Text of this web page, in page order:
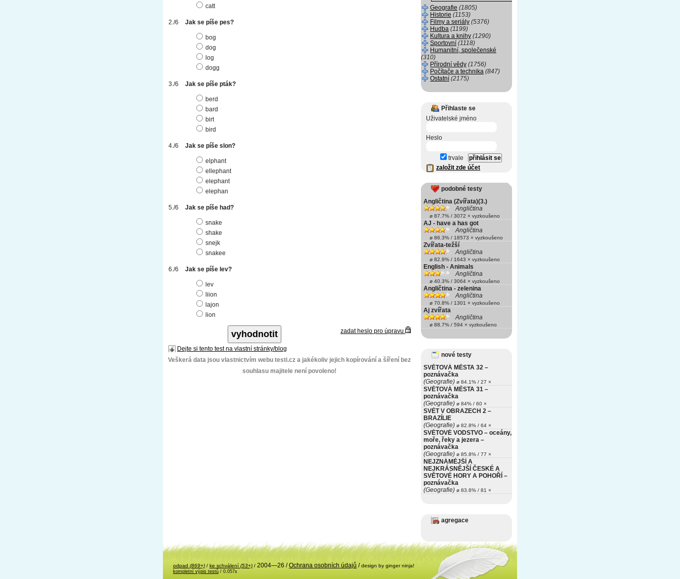
catt
Jak se píše pes?
bog
dog
log
dogg
Jak se píše pták?
berd
bard
birt
bird
Jak se píše slon?
elphant
ellephant
elephant
elephan
Jak se píše had?
snake
shake
snejk
snakee
Jak se píše lev?
lev
liion
lajon
lion
zadat heslo pro úpravu
Dejte si tento test na vlastní stránky/blog
Veškerá data jsou vlastnictvím webu testi.cz a jakékoliv jejich kopírování a šíření bez
souhlasu majitele není povoleno!
Geografie (1805)
Historie (1153)
Filmy a seriály (5376)
Hudba (1199)
Kultura a knihy (1290)
Sportovní (1118)
Humanitní, společenské
(310)
Přírodní vědy (1756)
Počítače a technika (847)
Ostatní (2175)
Přihlaste se
Uživatelské jméno
Heslo
trvale
založit zde účet
podobné testy
Angličtina (Zvířata)(3.)
Angličtina
ø 87.7% / 3072 × vyzkoušeno
AJ - have a has got
Angličtina
ø 86.3% / 18573 × vyzkoušeno
Zvířata-težší
Angličtina
ø 82.9% / 1643 × vyzkoušeno
English - Animals
Angličtina
ø 40.3% / 3064 × vyzkoušeno
Angličtina - zelenina
Angličtina
ø 70.8% / 1301 × vyzkoušeno
Aj zvířata
Angličtina
ø 88.7% / 594 × vyzkoušeno
nové testy
SVĚTOVÁ MĚSTA 32 –
poznávačka
(Geografie) ø 84.1% / 27 ×
SVĚTOVÁ MĚSTA 31 –
poznávačka
(Geografie) ø 84% / 60 ×
SVĚT V OBRAZECH 2 –
BRAZÍLIE
(Geografie) ø 82.8% / 64 ×
SVĚTOVÉ VODSTVO – oceány,
moře, řeky a jezera –
poznávačka
(Geografie) ø 85.8% / 77 ×
NEJZNÁMĚJŠÍ A
NEJKRÁSNĚJŠÍ ČESKÉ A
SVĚTOVÉ HORY A POHOŘÍ –
poznávačka
(Geografie) ø 83.6% / 81 ×
agregace
odpad (869+) / ke schválení (53+) / 2004—26 /Ochrana osobních údajů /design by ginger ninja!
kompletní výpis testů / 0.057s